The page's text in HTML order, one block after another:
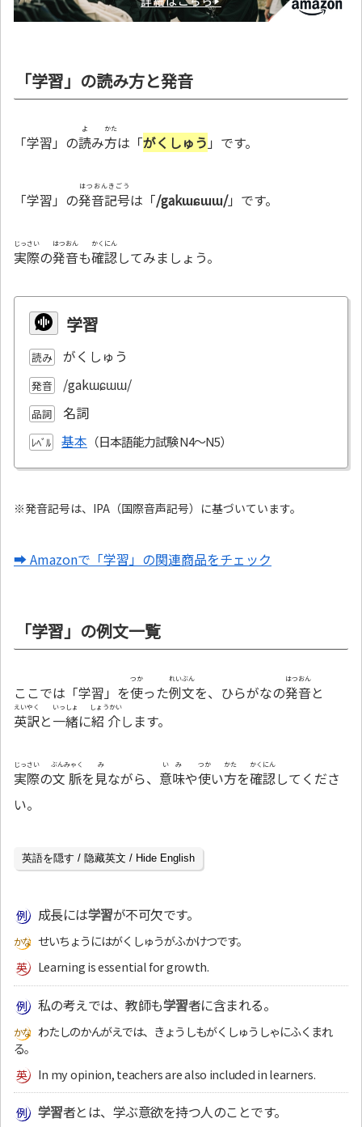
「学習」の読み方と発音
「学習」の読
よ
み方
かた
は「がくしゅう 」です。
「学習」の発音記号
はつおんきごう
は「/gakɯɕɯɯ/」です。
実際
じっさい
の発音
はつおん
も確認
かくにん
してみましょう。
学習
読み がくしゅう
発音 /gakɯɕɯɯ/
品詞 名詞
ﾚﾍﾞﾙ 基本
※発音記号は、IPA（国際音声記号）に基づいています。
➡ Amazonで「学習」の関連商品をチェック
「学習」の例文一覧
ここでは「学習」を使
つか
った例文
れいぶん
を、ひらがなの発音
はつおん
と
英訳
えいやく
と一緒
いっしょ
に紹介
しょうかい
します。
実際
じっさい
の文脈
ぶんみゃく
を見
み
ながら、 意味
いみ
や使
つか
い方
かた
を確認
かくにん
してくださ
い。
英語を隠す / 隐藏英文 / Hide English
成長には学習が不可欠です。
せいちょうにはがくしゅうがふかけつです。
Learning is essential for growth.
私の考えでは、教師も学習者に含まれる。
わたしのかんがえでは、きょうしもがくしゅうしゃにふくまれ
る。
In my opinion, teachers are also included in learners.
学習者とは、学ぶ意欲を持つ人のことです。